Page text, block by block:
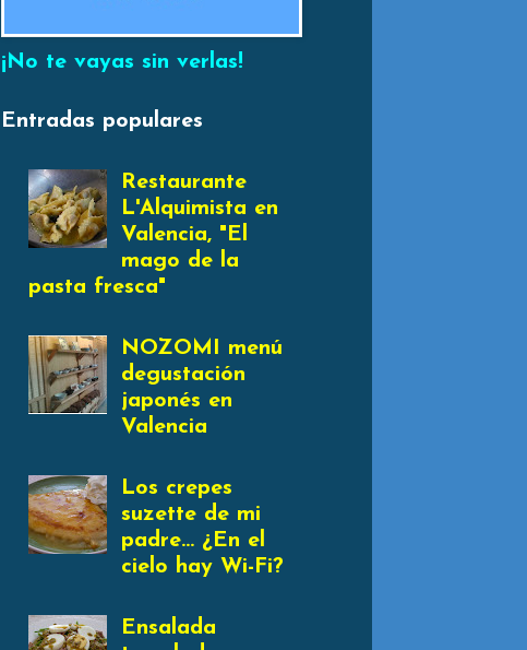
¡No te vayas sin verlas!
Entradas populares
Restaurante
L'Alquimista en
Valencia, "El
mago de la
pasta fresca"
NOZOMI menú
degustación
japonés en
Valencia
Los crepes
suzette de mi
padre... ¿En el
cielo hay Wi-Fi?
Ensalada